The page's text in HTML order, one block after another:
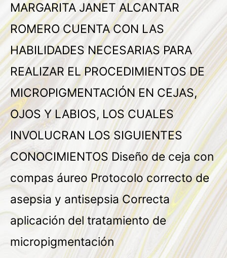
MARGARITA JANET ALCANTAR
ROMERO CUENTA CON LAS
HABILIDADES NECESARIAS PARA
REALIZAR EL PROCEDIMIENTOS DE
MICROPIGMENTACIÓN EN CEJAS,
OJOS Y LABIOS, LOS CUALES
INVOLUCRAN LOS SIGUIENTES
CONOCIMIENTOS Diseño de ceja con
compas áureo Protocolo correcto de
asepsia y antisepsia Correcta
aplicación del tratamiento de
micropigmentación